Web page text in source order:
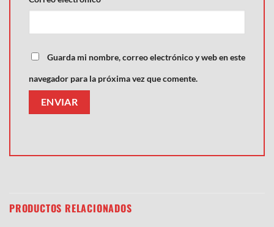
Guarda mi nombre, correo electrónico y web en este
navegador para la próxima vez que comente.
PRODUCTOS RELACIONADOS